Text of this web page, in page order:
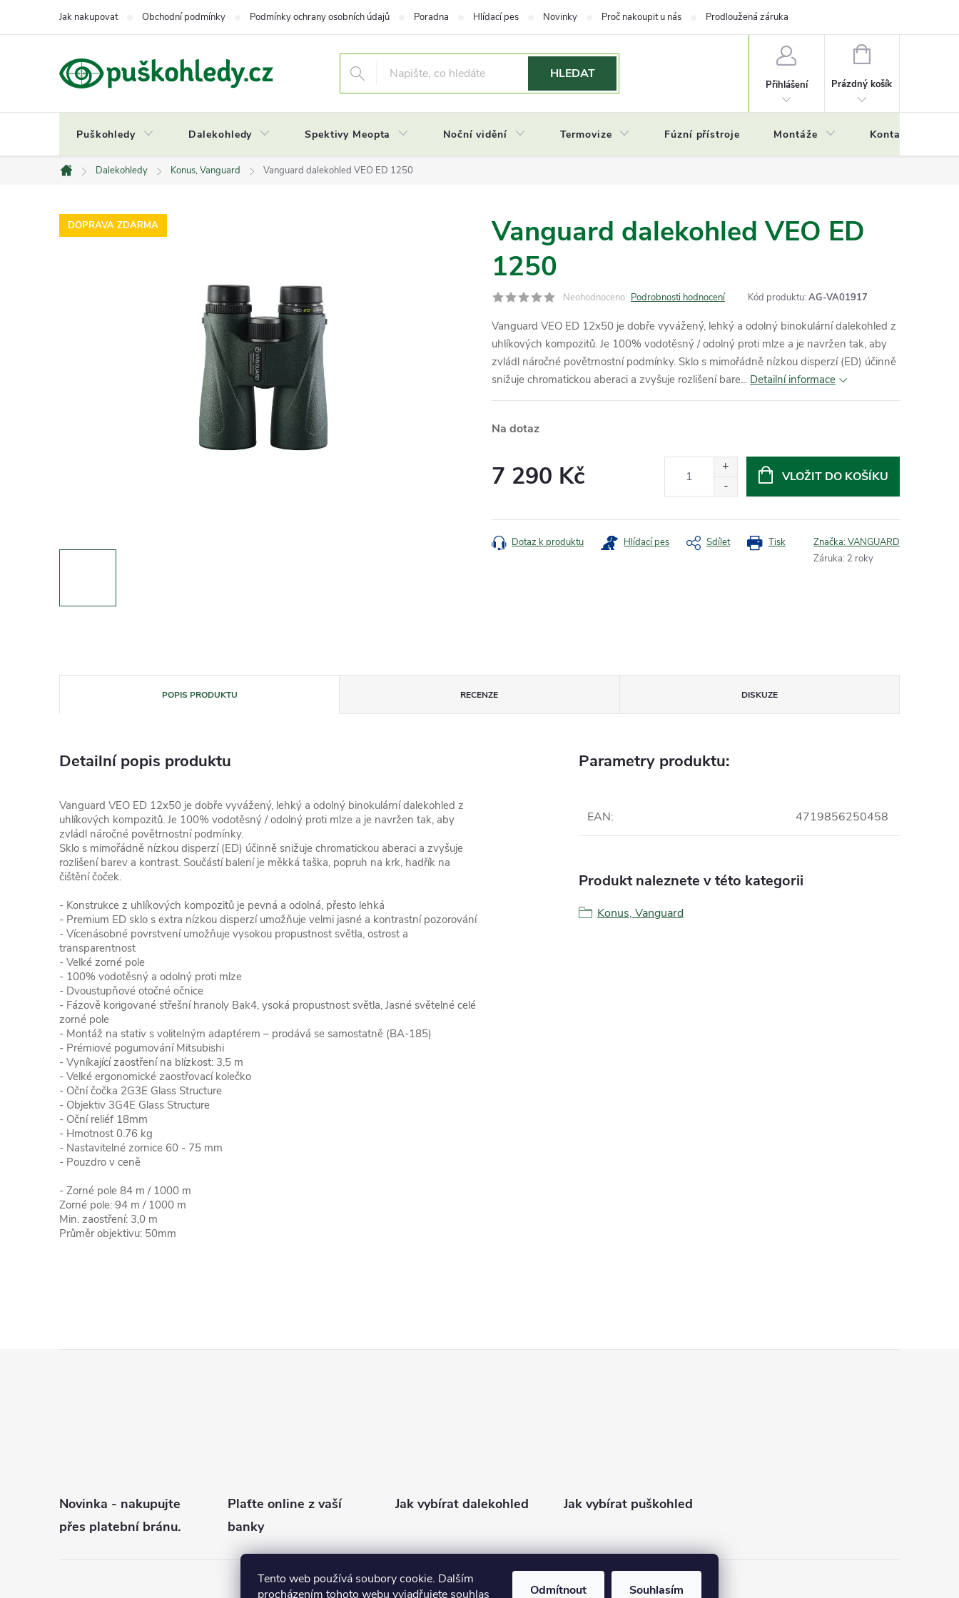
Tento web používá soubory cookie. Dalším
procházením tohoto webu vyjadřujete souhlas
Odmítnout Souhlasím
Jak nakupovat Obchodní podmínky Podmínky ochrany osobních údajů Poradna Hlídací pes Novinky Proč nakoupit u nás Prodloužená záruka
HLEDAT
Přihlášení
NÁKUPNÍ
Prázdný košík
Puškohledy Dalekohledy Spektivy Meopta Noční vidění Termovize Fúzní přístroje Montáže Kontakty
Domů
Dalekohledy Konus, Vanguard Vanguard dalekohled VEO ED 1250
DOPRAVA ZDARMA
Vanguard dalekohled VEO ED
1250
Neohodnoceno Podrobnosti hodnocení Kód produktu: AG-VA01917
Vanguard VEO ED 12x50 je dobře vyvážený, lehký a odolný binokulární dalekohled z
uhlíkových kompozitů. Je 100% vodotěsný / odolný proti mlze a je navržen tak, aby
zvládl náročné povětrnostní podmínky. Sklo s mimořádně nízkou disperzí (ED) účinně
snižuje chromatickou aberaci a zvyšuje rozlišení bare... Detailní informace
Na dotaz
7 290 Kč VLOŽIT DO KOŠÍKU
Tisk
Dotaz k produktu Hlídací pes Sdílet Značka:VANGUARD
Záruka: 2 roky
POPIS PRODUKTU RECENZE DISKUZE
Detailní popis produktu
Vanguard VEO ED 12x50 je dobře vyvážený, lehký a odolný binokulární dalekohled z
uhlíkových kompozitů. Je 100% vodotěsný / odolný proti mlze a je navržen tak, aby
zvládl náročné povětrnostní podmínky.
Sklo s mimořádně nízkou disperzí (ED) účinně snižuje chromatickou aberaci a zvyšuje
rozlišení barev a kontrast. Součástí balení je měkká taška, popruh na krk, hadřík na
čištění čoček.
- Konstrukce z uhlíkových kompozitů je pevná a odolná, přesto lehká
- Premium ED sklo s extra nízkou disperzí umožňuje velmi jasné a kontrastní pozorování
- Vícenásobné povrstvení umožňuje vysokou propustnost světla, ostrost a
transparentnost
- Velké zorné pole
- 100% vodotěsný a odolný proti mlze
- Dvoustupňové otočné očnice
- Fázově korigované střešní hranoly Bak4, ysoká propustnost světla, Jasné světelné celé
zorné pole
- Montáž na stativ s volitelným adaptérem – prodává se samostatně (BA-185)
- Prémiové pogumování Mitsubishi
- Vyníkající zaostření na blízkost: 3,5 m
- Velké ergonomické zaostřovací kolečko
- Oční čočka 2G3E Glass Structure
- Objektiv 3G4E Glass Structure
- Oční reliéf 18mm
- Hmotnost 0.76 kg
- Nastavitelné zornice 60 - 75 mm
- Pouzdro v ceně
- Zorné pole 84 m / 1000 m
Zorné pole: 94 m / 1000 m
Min. zaostření: 3,0 m
Průměr objektivu: 50mm
Parametry produktu:
EAN: 4719856250458
Produkt naleznete v této kategorii
Konus, Vanguard
Novinka - nakupujte
přes platební bránu.
Plaťte online z vaší
banky
Jak vybírat dalekohled Jak vybírat puškohled